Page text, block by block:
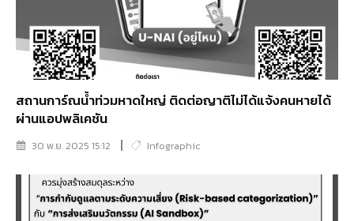
สถานการ์ณน้ำท่วมหาดใหญ่ ติดต่อญาติไม่ได้แจ้งคนหายได้
ผ่านแอปพลิเคชัน
30 พ.ย. 2025 15:12 Infographic